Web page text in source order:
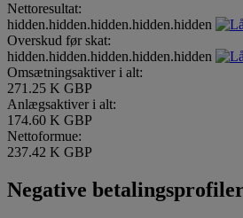
Nettoresultat:
hidden.hidden.hidden.hidden.hidden
Overskud før skat:
hidden.hidden.hidden.hidden.hidden
Omsætningsaktiver i alt:
271.25 K GBP
Anlægsaktiver i alt:
174.60 K GBP
Nettoformue:
237.42 K GBP
Negative betalingsprofiler